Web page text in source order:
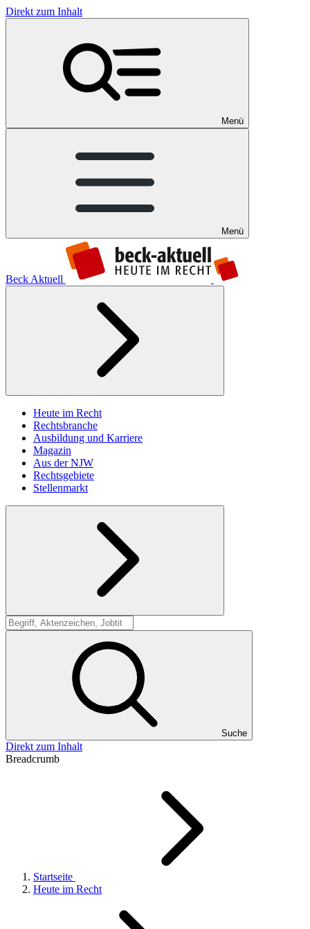
Direkt zum Inhalt
Menü
Menü
Beck Aktuell
Heute im Recht
Rechtsbranche
Ausbildung und Karriere
Magazin
Aus der NJW
Rechtsgebiete
Stellenmarkt
Suche
Suche
Direkt zum Inhalt
Breadcrumb
Startseite
Heute im Recht